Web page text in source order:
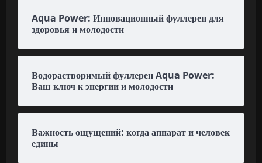
Aqua Power: Инновационный фуллерен для
здоровья и молодости
Водорастворимый фуллерен Aqua Power:
Ваш ключ к энергии и молодости
Важность ощущений: когда аппарат и человек
едины